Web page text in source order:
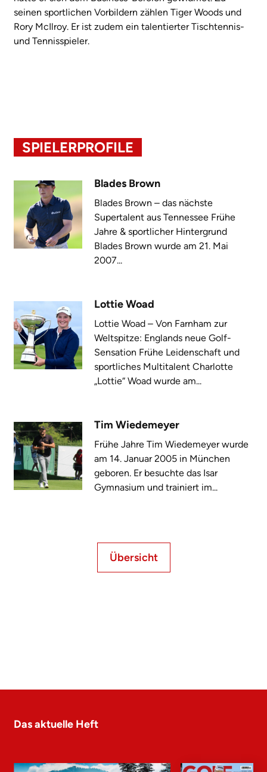
seinen sportlichen Vorbildern zählen Tiger Woods und
Rory McIlroy. Er ist zudem ein talentierter Tischtennis-
und Tennisspieler.
SPIELERPROFILE
Blades Brown
Blades Brown – das nächste
Supertalent aus Tennessee Frühe
Jahre & sportlicher Hintergrund
Blades Brown wurde am 21. Mai
2007...
Lottie Woad
Lottie Woad – Von Farnham zur
Weltspitze: Englands neue Golf-
Sensation Frühe Leidenschaft und
sportliches Multitalent Charlotte
„Lottie“ Woad wurde am...
Tim Wiedemeyer
Frühe Jahre Tim Wiedemeyer wurde
am 14. Januar 2005 in München
geboren. Er besuchte das Isar
Gymnasium und trainiert im...
Übersicht
Das aktuelle Heft